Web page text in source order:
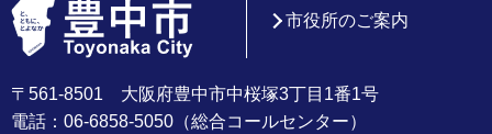
〒561-8501 大阪府豊中市中桜塚3丁目1番1号
電話：06-6858-5050（総合コールセンター）
市役所のご案内